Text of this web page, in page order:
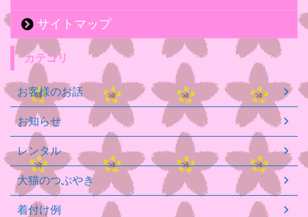
サイトマップ
カテゴリ
お客様のお話
お知らせ
レンタル
大猫のつぶやき
着付け例